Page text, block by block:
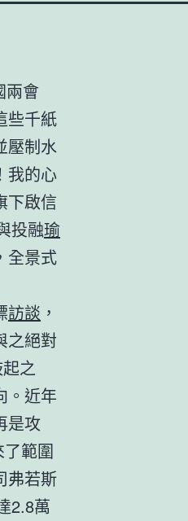
兩會
些千紙
壓制水
我的心
下啟信
投融瑜
全景式
訪談 ，
之絕對
之
。近年
是攻
範圍
弗若斯
2.8萬